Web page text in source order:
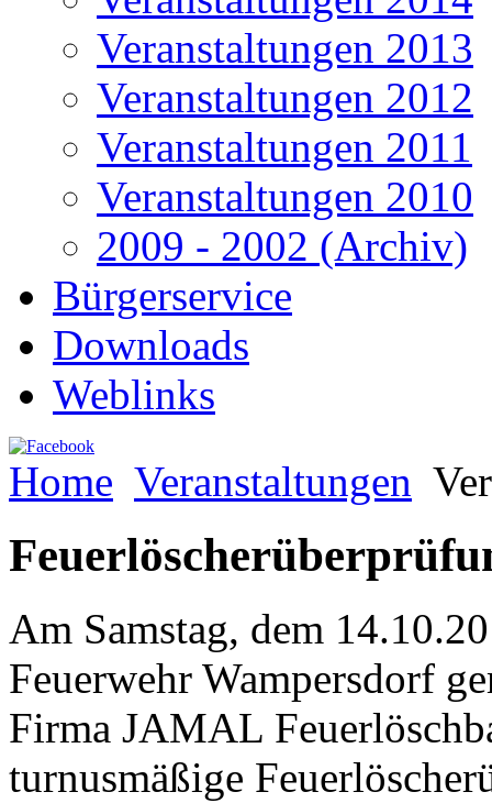
Veranstaltungen 2013
Veranstaltungen 2012
Veranstaltungen 2011
Veranstaltungen 2010
2009 - 2002 (Archiv)
Bürgerservice
Downloads
Weblinks
Home Veranstaltungen
Am Samstag, dem
Feuerwehr Wampersdorf
Firma JAMAL
turnusmäßige